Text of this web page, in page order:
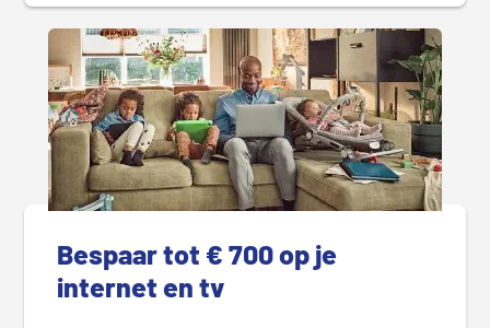
Bespaar tot € 700 op je
internet en tv